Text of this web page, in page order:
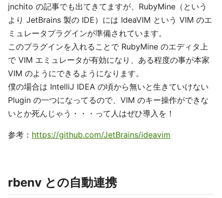
jnchito の記事でも出てきてますが、RubyMine（という
より JetBrains 製の IDE）には IdeaVIM という VIM のエ
ミュレータプラグインが準備されています。
このプラグインを入れることで RubyMine のエディタ上
で VIM エミュレータが有効になり、ある程度の事が本家
VIM のようにできるようになります。
僕の場合は IntelliJ IDEA の頃から無いと生きていけない
Plugin の一つになってるので、VIM のキー操作ができな
いとか死んじゃう・・・って人はぜひ導入を！
参考： https://github.com/JetBrains/ideavim
rbenv との自動連携